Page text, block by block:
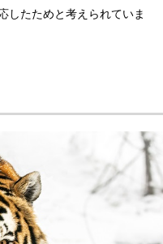
したためと考えられていま